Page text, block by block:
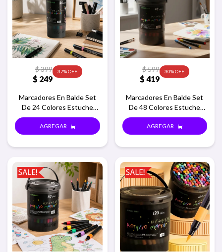
$ 249
$399 37
Marcadores En Balde Set
De 24 Colores Estuche
Redondo
$ 419
$599 30
Marcadores En Balde Set
De 48 Colores Estuche
Redondo